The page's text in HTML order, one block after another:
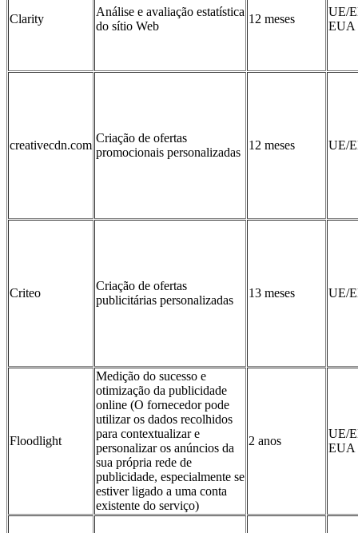
Clarity
Análise e avaliação estatística
do sítio Web
12 meses
UE/
EUA
creativecdn.com
Criação de ofertas
promocionais personalizadas
12 meses UE/
Criteo
Criação de ofertas
publicitárias personalizadas
13 meses UE/
Floodlight
Medição do sucesso e
otimização da publicidade
online (O fornecedor pode
utilizar os dados recolhidos
para contextualizar e
personalizar os anúncios da
sua própria rede de
publicidade, especialmente se
estiver ligado a uma conta
existente do serviço)
2 anos
UE/
EUA